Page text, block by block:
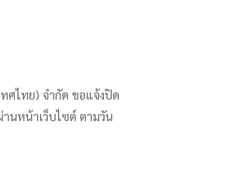
ทศไทย) จำกัด ขอแจ้งปิด
นหน้าเว็บไซต์ ตามวัน